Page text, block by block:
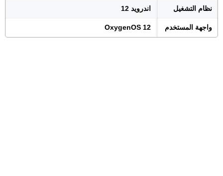
نظام التشغيل اندرويد 12
واجهة المستخدم OxygenOS 12